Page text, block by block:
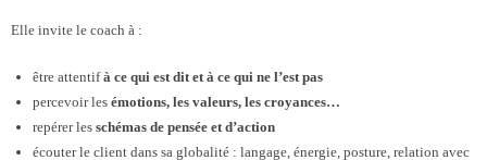
Elle invite le coach à :
être attentifà ce qui est dit et à ce qui ne l’est pas
percevoir les émotions, les valeurs, les croyances…
repérer les schémas de pensée et d’action
écouter le client dans sa globalité : langage, énergie, posture, relation avec